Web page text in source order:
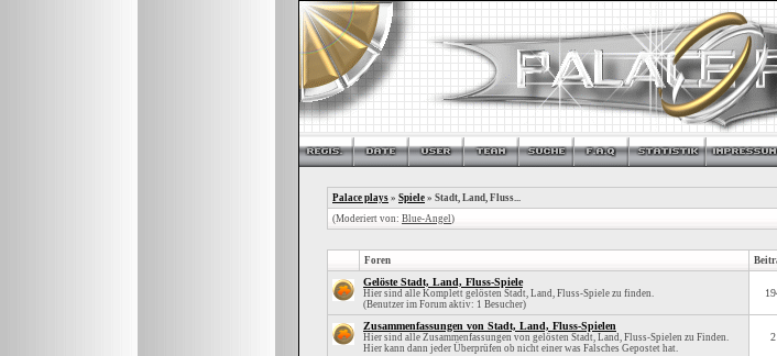
Palace plays » Spiele » Stadt, Land, Fluss...
(Moderiert von: Blue-Angel)
Foren
Gelöste Stadt, Land, Fluss-Spiele
Hier sind alle Komplett gelösten Stadt, Land, Fluss-Spiele zu finden.
(Benutzer im Forum aktiv: 1 Besucher)
Zusammenfassungen von Stadt, Land, Fluss-Spielen
Hier sind alle Zusammenfassungen von gelösten Stadt, Land, Fluss-Spielen zu Finden.
Hier kann dann jeder Überprüfen ob nicht einer was Falsches Gepostet hat.
2